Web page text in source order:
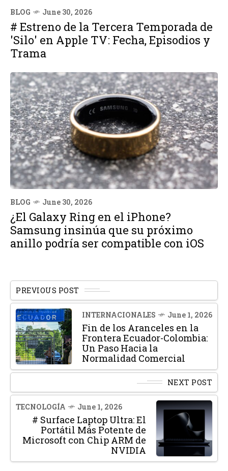
BLOG June 30, 2026
# Estreno de la Tercera Temporada de
'Silo' en Apple TV: Fecha, Episodios y
Trama
BLOG June 30, 2026
¿El Galaxy Ring en el iPhone?
Samsung insinúa que su próximo
anillo podría ser compatible con iOS
PREVIOUS POST
INTERNACIONALES June 1, 2026
Fin de los Aranceles en la
Frontera Ecuador-Colombia:
Un Paso Hacia la
Normalidad Comercial
NEXT POST
TECNOLOGÍA June 1, 2026
# Surface Laptop Ultra: El
Portátil Más Potente de
Microsoft con Chip ARM de
NVIDIA